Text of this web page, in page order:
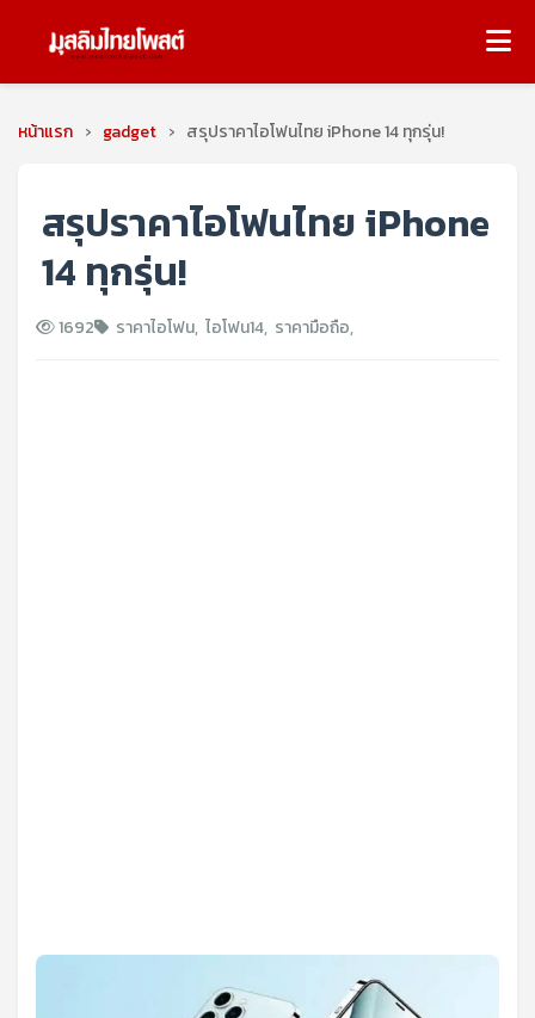
หน้าแรก › gadget › สรุปราคาไอโฟนไทย iPhone 14 ทุกรุ่น!
สรุปราคาไอโฟนไทย iPhone
14 ทุกรุ่น!
1692 ราคาไอโฟน, ไอโฟน14, ราคามือถือ,